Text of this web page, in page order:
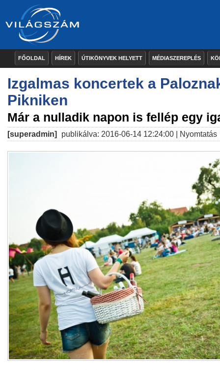
FŐOLDAL HÍREK ÚTIKÖNYVEK HELYETT MÉDIASZEREPLÉS
Izgalmas koncertek a
Pikniken
Már a nulladik napon is fellép egy
[superadmin] publikálva: 2016-06-14 12:24:00 | Nyomtatás